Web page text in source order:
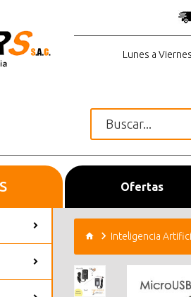
Lunes a
Ofertas
Inteligencia